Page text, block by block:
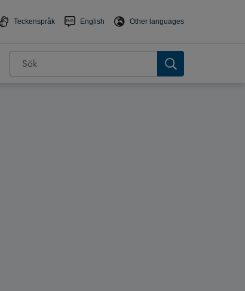
Teckenspråk English Other languages